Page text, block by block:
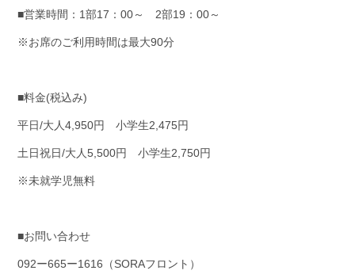
■営業時間：1部17：00～ 2部19：00～
※お席のご利用時間は最大90分
■料金(税込み)
平日/大人4,950円 小学生2,475円
土日祝日/大人5,500円 小学生2,750円
※未就学児無料
■お問い合わせ
092ー665ー1616（SORAフロント）